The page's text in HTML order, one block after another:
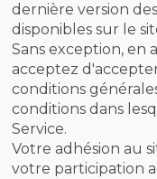
dernière version
disponibles sur le
Sans exception, en
acceptez
conditions
conditions dans
Service.
Votre adhésion au
votre participation